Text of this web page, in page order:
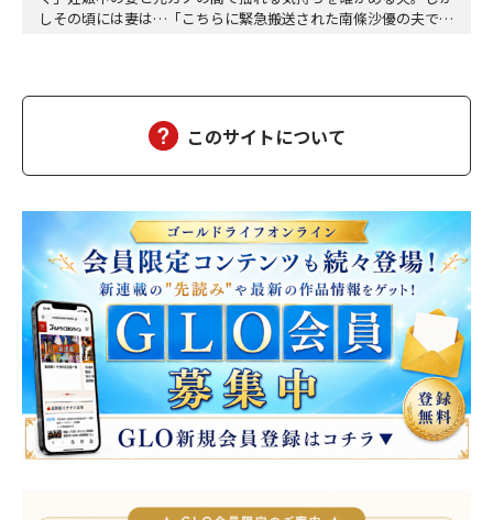
しその頃には妻は…「こちらに緊急搬送された南條沙優の夫です
しばらくして、担当医の先生が俺の元にやってきた。「南…
このサイトについて